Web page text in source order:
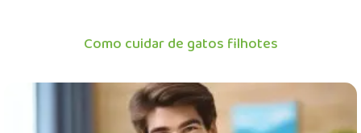
Como cuidar de gatos filhotes